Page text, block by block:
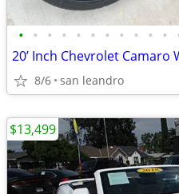
• • • • • • • • • • •
8/6 san leandro
$13,499